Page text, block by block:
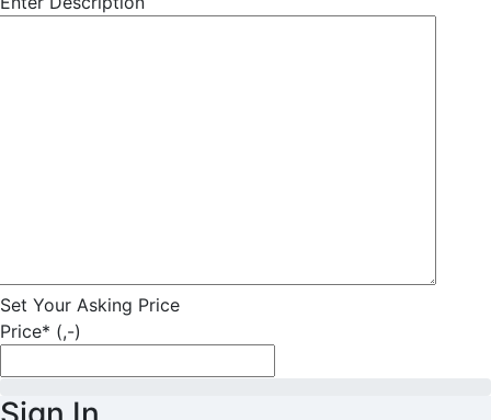
Set Your Asking Price
Price* (,-)